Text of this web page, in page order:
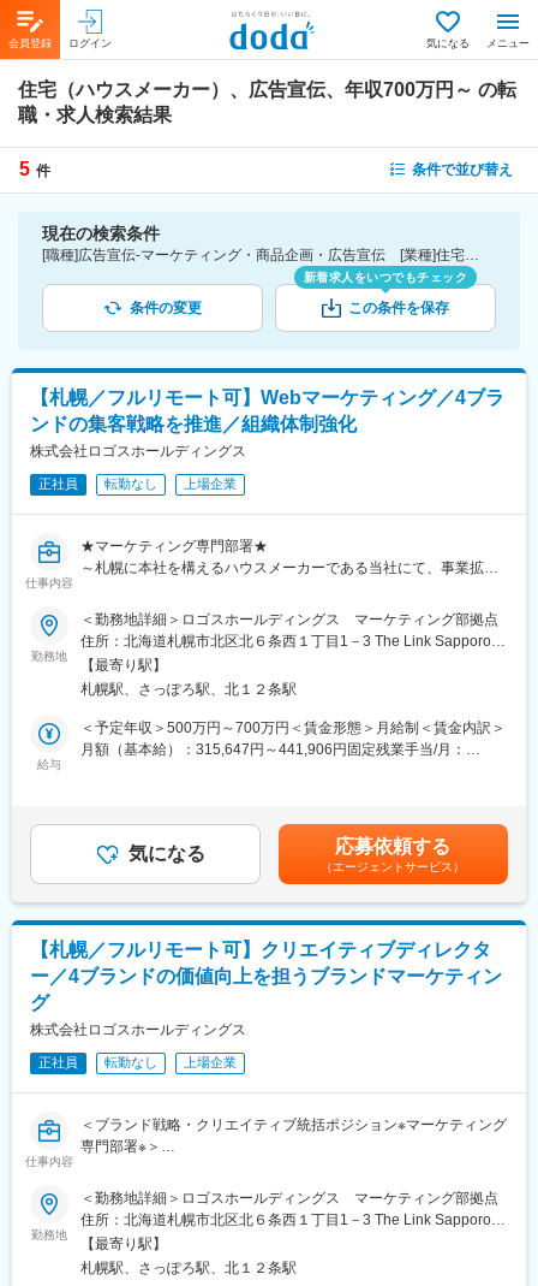
会員登録 ログイン 気になる メニュー
住宅（ハウスメーカー）、広告宣伝、年収700万円～ の転
職・求人検索結果
5 件 条件で並び替え
現在の検索条件
[職種]広告宣伝-マーケティング・商品企画・広告宣伝 [業種]住宅（ハウスメーカー）-建設・プラント・不動産業界 [年収]700万円～
条件の変更
新着求人をいつでもチェック
この条件を保存
【札幌／フルリモート可】Webマーケティング／4ブラ
ンドの集客戦略を推進／組織体制強化
株式会社ロゴスホールディングス
正社員 転勤なし 上場企業
仕事内容
★マーケティング専門部署★
～札幌に本社を構えるハウスメーカーである当社にて、事業拡大
■ミッション：
・当社が展開する4ブランドそれぞれの個性や強みを活かしなが
ら、ブランド価値向上と集客成果最大化の両立を実現すること。
・戦略立案から実行、効果検証までを一貫して推進し、マーケテ
ィングの力で事業成長を牽引していただきます。
す。
・将来的にはディレクターとして、各ブランドのマーケティング
戦略を統括し、組織を牽引いただくことを期待しています。
(1)マーケティング戦略の立案・実行
・各事業会社の商談目標達成に向けた集客戦略の企画・推進
・KGI・KPIに基づくマーケティング施策の設計・実行
(2)効果分析・改善推進
・マーケティング施策の効果検証および改善提案
・各ブランドのマーケティング予算管理
・投資対効果を踏まえたリソースの最適化
(4)外部パートナーとの連携
・広告代理店や制作会社との折衝
・広告運用や制作進行のディレクション
・成果最大化に向けた改善提案
勤務地
＜勤務地詳細＞ロゴスホールディングス マーケティング部拠点
住所：北海道札幌市北区北６条西１丁目1－3 The Link Sapporo
８階受動喫煙対策：屋内全面禁煙変更の範囲：会社の定める事業
所（リモートワーク含む）
【最寄り駅】
札幌駅、さっぽろ駅、北１２条駅
給与
＜予定年収＞500万円～700万円＜賃金形態＞月給制＜賃金内訳＞
月額（基本給）：315,647円～441,906円固定残業手当/月：
詳細は、経験・年齢・能力を考慮し規定により優遇致します。■昇
給：年1回（7月）※業務評価による■賞与：年2回（6月、12月）年
間：基本給2.0ヶ月分支給※前年度実績による賃金はあくまでも目
安の金額であり、選考を通じて上下する可能性があります。月給
(月額)は固定手当を含めた表記です。
気になる 応募依頼する
（エージェントサービス）
【札幌／フルリモート可】クリエイティブディレクタ
ー／4ブランドの価値向上を担うブランドマーケティン
グ
株式会社ロゴスホールディングス
正社員 転勤なし 上場企業
仕事内容
＜ブランド戦略・クリエイティブ統括ポジション※マーケティング
専門部署※＞
核メンバー募集～
■募集背景：
・札幌に本社を構えるハウスメーカーである当社では、事業拡大
に伴いマーケティング組織の強化を進めています。
勤務地
＜勤務地詳細＞ロゴスホールディングス マーケティング部拠点
住所：北海道札幌市北区北６条西１丁目1－3 The Link Sapporo
８階受動喫煙対策：屋内全面禁煙変更の範囲：会社の定める事業
所（リモートワーク含む）
【最寄り駅】
札幌駅、さっぽろ駅、北１２条駅